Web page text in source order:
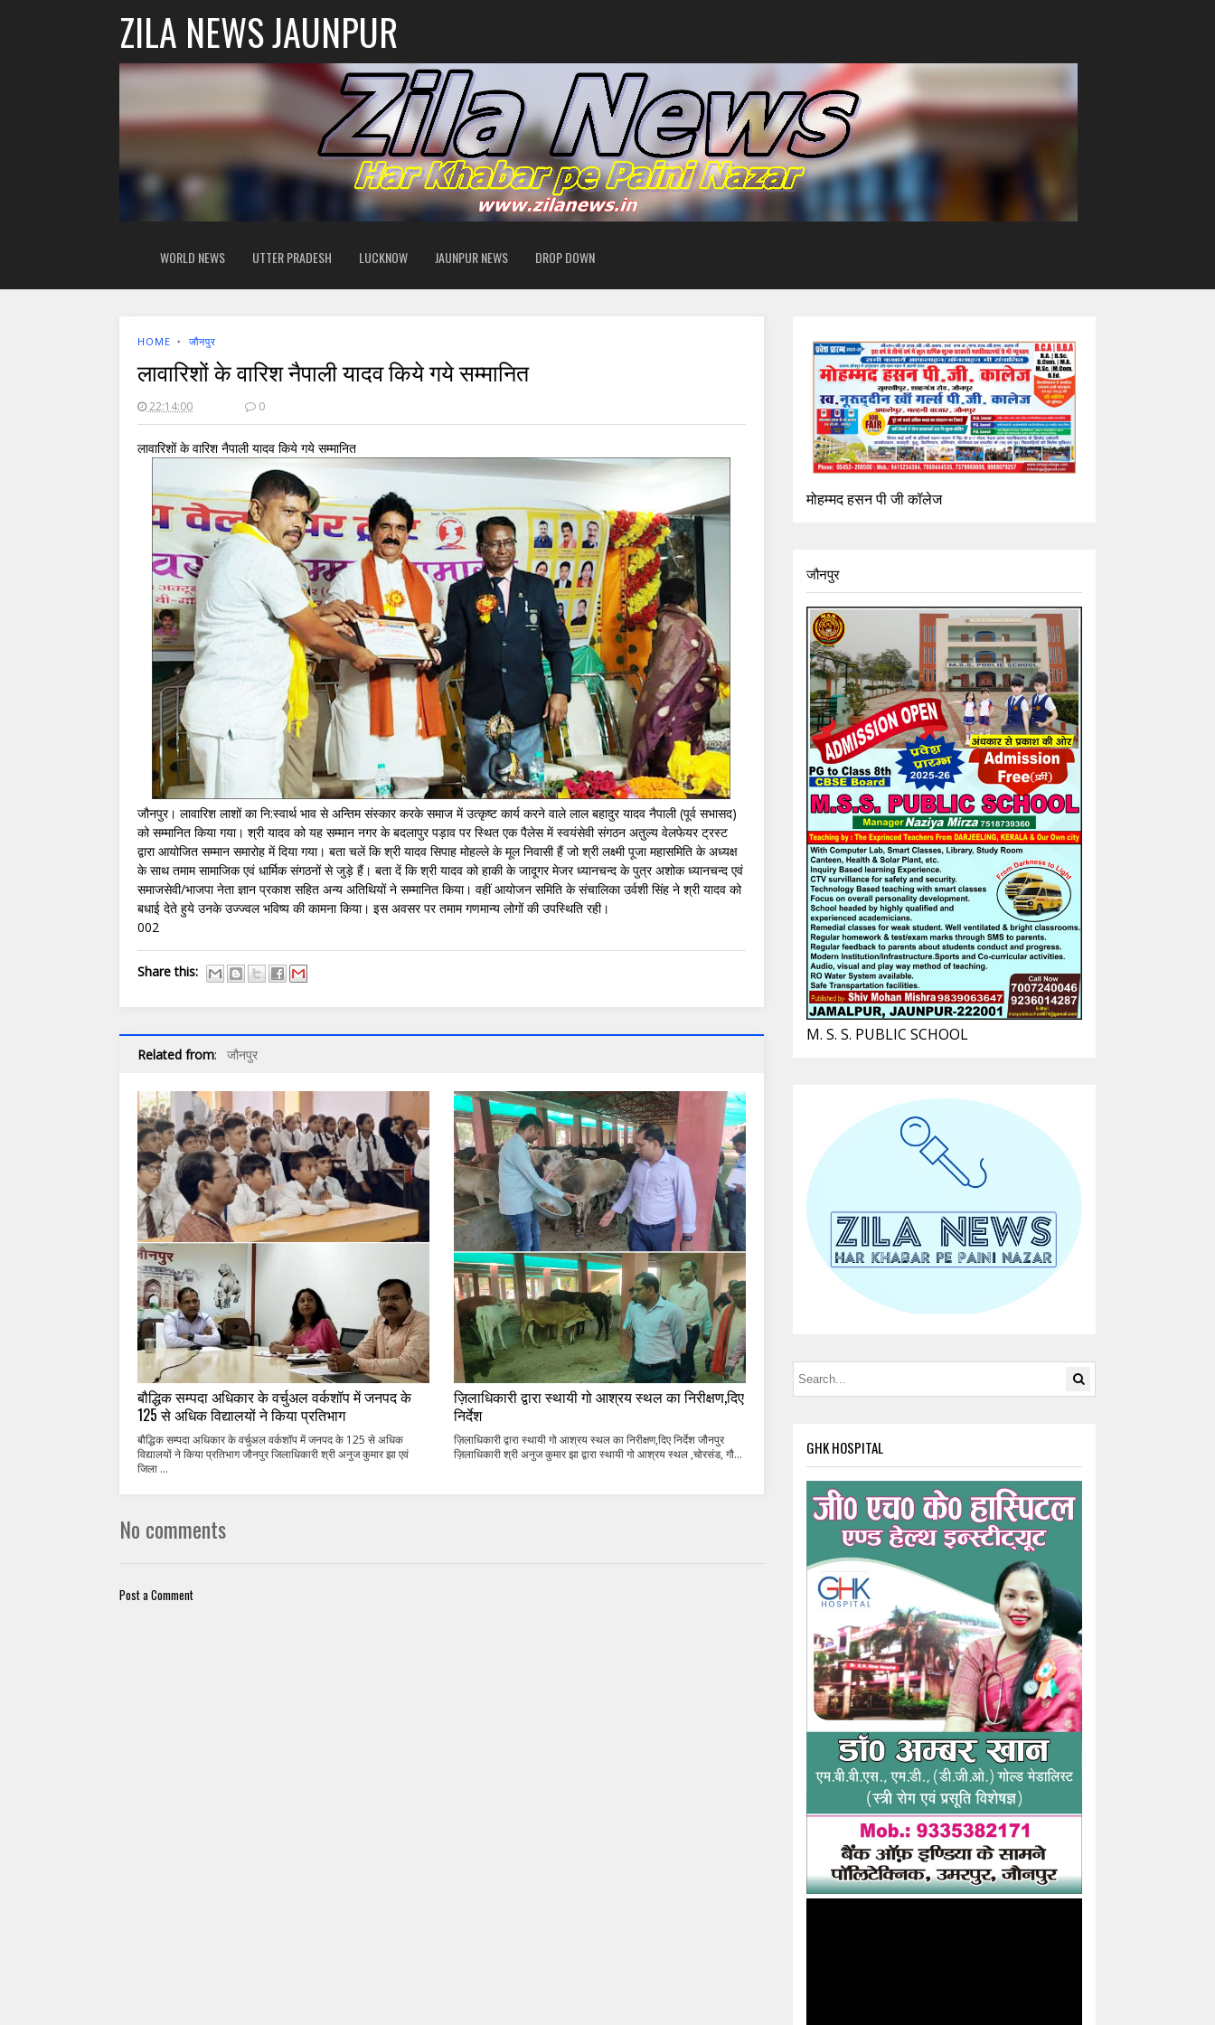
ZILA NEWS JAUNPUR
WORLD NEWS UTTER PRADESH LUCKNOW JAUNPUR NEWS DROP DOWN
HOME ‣ जौनपुर
लावारिशों के वारिश नैपाली यादव किये गये सम्मानित
22:14:00 0
लावारिशों के वारिश नैपाली यादव किये गये सम्मानित
जौनपुर। लावारिश लाशों का नि:स्वार्थ भाव से अन्तिम संस्कार करके समाज में उत्कृष्ट कार्य करने वाले लाल बहादुर यादव नैपाली (पूर्व सभासद)
को सम्मानित किया गया। श्री यादव को यह सम्मान नगर के बदलापुर पड़ाव पर स्थित एक पैलेस में स्वयंसेवी संगठन अतुल्य वेलफेयर ट्रस्ट
द्वारा आयोजित सम्मान समारोह में दिया गया। बता चलें कि श्री यादव सिपाह मोहल्ले के मूल निवासी हैं जो श्री लक्ष्मी पूजा महासमिति के अध्यक्ष
के साथ तमाम सामाजिक एवं धार्मिक संगठनों से जुड़े हैं। बता दें कि श्री यादव को हाकी के जादूगर मेजर ध्यानचन्द के पुत्र अशोक ध्यानचन्द एवं
समाजसेवी/भाजपा नेता ज्ञान प्रकाश सहित अन्य अतिथियों ने सम्मानित किया। वहीं आयोजन समिति के संचालिका उर्वशी सिंह ने श्री यादव को
बधाई देते हुये उनके उज्ज्वल भविष्य की कामना किया। इस अवसर पर तमाम गणमान्य लोगों की उपस्थिति रही।
002
Share this:
Related from: जौनपुर
बौद्धिक सम्पदा अधिकार के वर्चुअल वर्कशॉप में जनपद के
125 से अधिक विद्यालयों ने किया प्रतिभाग
बौद्धिक सम्पदा अधिकार के वर्चुअल वर्कशॉप में जनपद के 125 से अधिक
विद्यालयों ने किया प्रतिभाग जौनपुर जिलाधिकारी श्री अनुज कुमार झा एवं
जिला ...
ज़िलाधिकारी द्वारा स्थायी गो आश्रय स्थल का निरीक्षण,दिए
निर्देश
ज़िलाधिकारी द्वारा स्थायी गो आश्रय स्थल का निरीक्षण,दिए निर्देश जौनपुर
ज़िलाधिकारी श्री अनुज कुमार झा द्वारा स्थायी गो आश्रय स्थल ,चोरसंड, गौ...
No comments
Post a Comment
मोहम्मद हसन पी जी कॉलेज
जौनपुर
M. S. S. PUBLIC SCHOOL
GHK HOSPITAL